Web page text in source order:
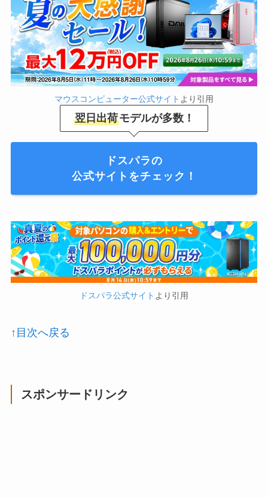
マウスコンピューター公式サイト より引用
翌日出荷モデルが多数！
ドスパラの
公式サイトをチェック！
ドスパラ公式サイト より引用
↑目次へ戻る
スポンサードリンク